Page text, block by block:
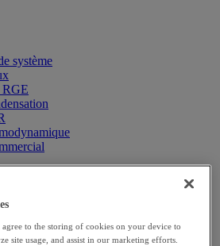
système
to the storing of cookies on your device to
site usage, and assist in our marketing efforts.